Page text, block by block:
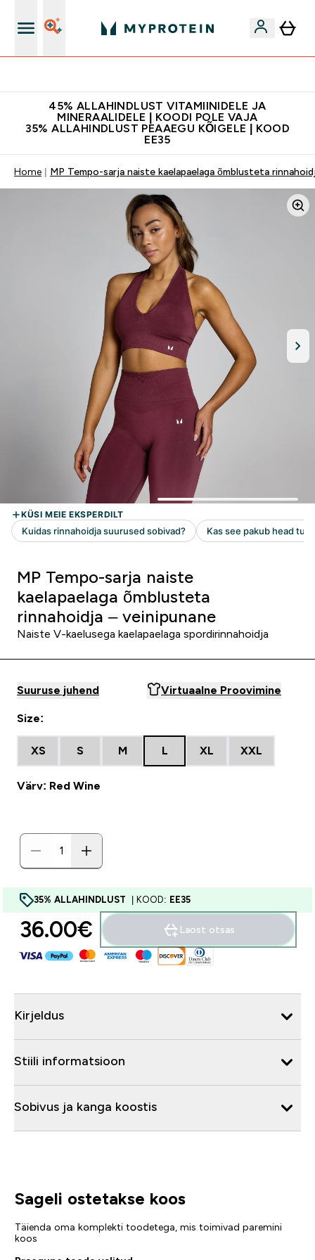
45% ALLAHINDLUST VITAMIINIDELE JA
MINERAALIDELE | KOODI POLE VAJA
35% ALLAHINDLUST PEAAEGU KÕIGELE | KOOD
EE35
Home MP Tempo-sarja naiste kaelapaelaga õmblusteta
MP Tempo-sarja naiste
kaelapaelaga õmblusteta
rinnahoidja – veinipunane
Naiste V-kaelusega kaelapaelaga spordirinnahoidja
Suuruse juhend Virtuaalne Proovimine
Size:
XS S M L XL XXL
Värv: Red Wine
35% ALLAHINDLUST | KOOD: EE35
36.00€‎ Laost otsas
Kirjeldus
Stiili informatsioon
Sobivus ja kanga koostis
Sageli ostetakse koos
Täienda oma komplekti toodetega, mis toimivad paremini
koos